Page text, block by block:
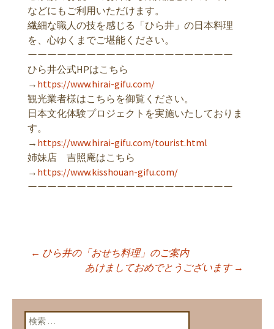
などにもご利用いただけます。
繊細な職人の技を感じる「ひら井」の日本料理
を、心ゆくまでご堪能ください。
ーーーーーーーーーーーーーーーーーーーーー
ひら井公式HPはこちら
→ https://www.hirai-gifu.com/
観光業者様はこちらを御覧ください。
日本文化体験プロジェクトを実施いたしておりま
す。
→ https://www.hirai-gifu.com/tourist.html
姉妹店 吉照庵はこちら
→ https://www.kisshouan-gifu.com/
ーーーーーーーーーーーーーーーーーーーーー
投稿ナビゲーショ
ン
← ひら井の「おせち料理」のご案内
あけましておめでとうございます →
検索: